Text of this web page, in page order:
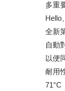
多重
Hello
全新
自動
以便
耐用
71°C